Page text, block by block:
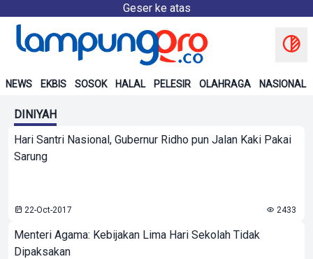
Geser ke atas
NEWS EKBIS SOSOK HALAL PELESIR OLAHRAGA NASIONAL
DINIYAH
Hari Santri Nasional, Gubernur Ridho pun Jalan Kaki Pakai
Sarung
22-Oct-2017 2433
Menteri Agama: Kebijakan Lima Hari Sekolah Tidak
Dipaksakan